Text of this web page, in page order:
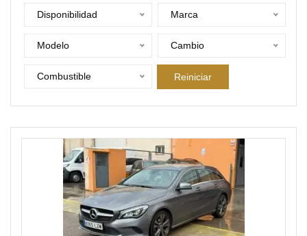
Disponibilidad Marca
Modelo Cambio
Combustible Reiniciar
DISPONIBLE